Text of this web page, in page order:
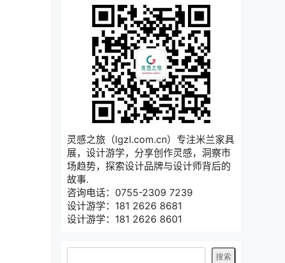
灵感之旅（lgzl.com.cn）专注米兰家具
展，设计游学，分享创作灵感，洞察市
场趋势，探索设计品牌与设计师背后的
故事.
咨询电话：0755-2309 7239
设计游学：181 2626 8681
设计游学：181 2626 8601